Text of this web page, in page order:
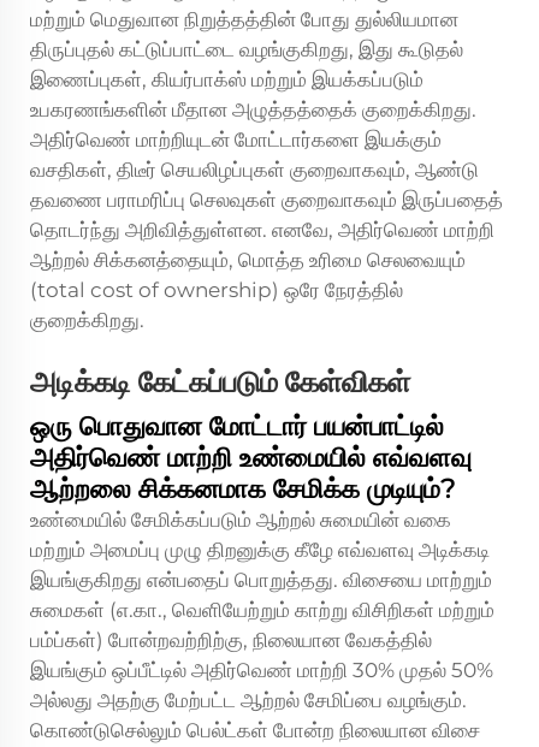
மற்றும் மெதுவான நிறுத்தத்தின் போது துல்லியமான
திருப்புதல் கட்டுப்பாட்டை வழங்குகிறது, இது கூடுதல்
இணைப்புகள், கியர்பாக்ஸ் மற்றும் இயக்கப்படும்
உபகரணங்களின் மீதான அழுத்தத்தைக் குறைக்கிறது.
அதிர்வெண் மாற்றியுடன் மோட்டார்களை இயக்கும்
வசதிகள், திடீர் செயலிழப்புகள் குறைவாகவும், ஆண்டு
தவணை பராமரிப்பு செலவுகள் குறைவாகவும் இருப்பதைத்
தொடர்ந்து அறிவித்துள்ளன. எனவே, அதிர்வெண் மாற்றி
ஆற்றல் சிக்கனத்தையும், மொத்த உரிமை செலவையும்
(total cost of ownership) ஒரே நேரத்தில்
குறைக்கிறது.
அடிக்கடி கேட்கப்படும் கேள்விகள்
ஒரு பொதுவான மோட்டார் பயன்பாட்டில்
அதிர்வெண் மாற்றி உண்மையில் எவ்வளவு
ஆற்றலை சிக்கனமாக சேமிக்க முடியும்?
உண்மையில் சேமிக்கப்படும் ஆற்றல் சுமையின் வகை
மற்றும் அமைப்பு முழு திறனுக்கு கீழே எவ்வளவு அடிக்கடி
இயங்குகிறது என்பதைப் பொறுத்தது. விசையை மாற்றும்
சுமைகள் (எ.கா., வெளியேற்றும் காற்று விசிறிகள் மற்றும்
பம்ப்கள்) போன்றவற்றிற்கு, நிலையான வேகத்தில்
இயங்கும் ஒப்பீட்டில் அதிர்வெண் மாற்றி 30% முதல் 50%
அல்லது அதற்கு மேற்பட்ட ஆற்றல் சேமிப்பை வழங்கும்.
கொண்டுசெல்லும் பெல்ட்கள் போன்ற நிலையான விசை